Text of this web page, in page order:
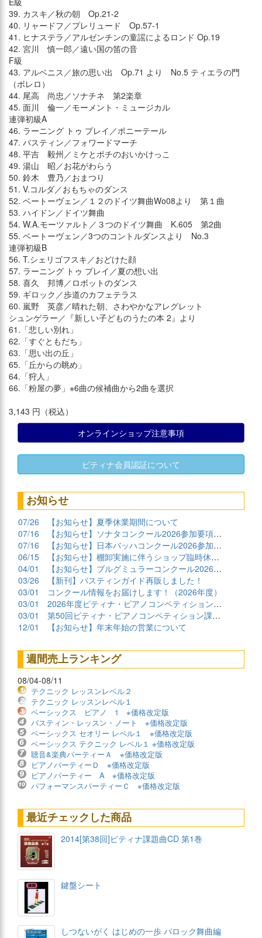
39. カスキ／秋の朝 Op.21-2
40. リャードフ／プレリュード Op.57-1
41. ヒナステラ／アルゼンチンの童謡によるロンド Op.19
42. 宮川 慎一郎／遠い国の笛の音
F級
43. アルベニス／旅の思い出 Op.71 より No.5 ティエラの門
（ボレロ）
44. 尾高 尚忠／ソナチネ 第2楽章
45. 面川 倫一／モーメント・ミュージカル
連弾初級A
46. ラーニング トゥ プレイ／ポニーテール
47. バスティン／フォワードマーチ
48. 平吉 毅州／ミケとポチのおいかけっこ
49. 湯山 昭／お花がわらう
50. 鈴木 豊乃／おまつり
51. V.コルダ／おもちゃのダンス
52. ベートーヴェン／１２のドイツ舞曲Wo08より 第１曲
53. ハイドン／ドイツ舞曲
54. W.A.モーツァルト／３つのドイツ舞曲 K.605 第2曲
55. ベートーヴェン／3つのコントルダンスより No.3
連弾初級B
56. T.シェリゴフスキ／おどけた顔
57. ラーニング トゥ プレイ／夏の想い出
58. 喜久 邦博／ロボットのダンス
59. ギロック／歩道のカフェテラス
60. 嵐野 英彦／晴れた朝、さわやかなアレグレット
シュンゲラー／『新しい子どものうたの本 2』より
61.「悲しい別れ」
62.「すぐともだち」
63.「思い出の丘」
65.「丘からの眺め」
64.「狩人」
66.「粉屋の夢」※6曲の候補曲から2曲を選択
3,143 円（税込）
オンラインショップ注意事項
ピティナ会員認証について
お知らせ
07/26
【お知らせ】夏季休業期間について
07/16
【お知らせ】ソナタコンクール2026参加要項公開
07/16
【お知らせ】日本バッハコンクール2026参加要項公開
06/15
【お知らせ】棚卸実施に伴うショップ臨時休業について
04/01
【お知らせ】ブルグミュラーコンクール2026課題曲公開
03/26
【新刊】バスティンガイド再販しました！
03/01
コンクール情報をお届けします！（2026年度）
03/01
2026年度ピティナ・ピアノコンペティション課題曲商品
03/01
第50回ピティナ・ピアノコンペティション課題曲公開！
12/01
【お知らせ】年末年始の営業について
週間売上ランキング
08/04-08/11
テクニック レッスンレベル２
テクニック レッスンレベル１
ベーシックス ピアノ 1 ※価格改定版
バスティン・レッスン・ノート ※価格改定版
ベーシックス セオリー レベル１ ※価格改定版
ベーシックス テクニック レベル１ ※価格改定版
聴音&楽典パーティーＡ ※価格改定版
ピアノパーティーＤ ※価格改定版
ピアノパーティー A ※価格改定版
パフォーマンスパーティーＣ ※価格改定版
最近チェックした商品
2014[第38回]ピティナ課題曲CD 第1巻
鍵盤シート
しつないがく はじめの一歩 バロック舞曲編